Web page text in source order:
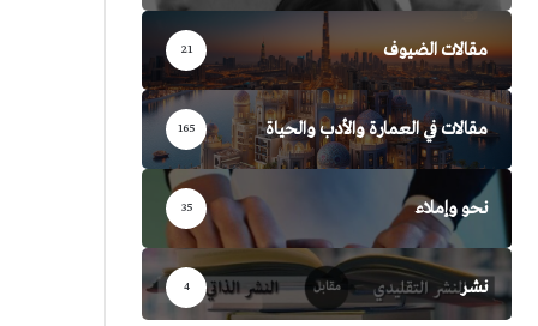
مقالات الضيوف 21
مقالات في العمارة والأدب والحياة 165
نحو وإملاء 35
نشر 4